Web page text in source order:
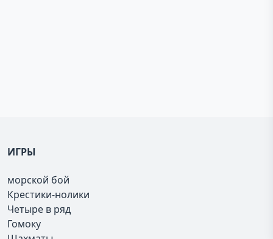
ИГРЫ
морской бой
Крестики-нолики
Четыре в ряд
Гомоку